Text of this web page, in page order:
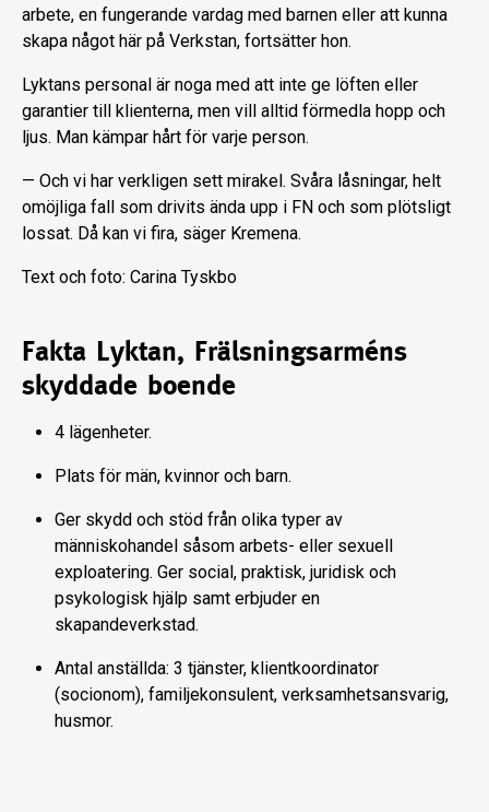
arbete, en fungerande vardag med barnen eller att kunna
skapa något här på Verkstan, fortsätter hon.
Lyktans personal är noga med att inte ge löften eller
garantier till klienterna, men vill alltid förmedla hopp och
ljus. Man kämpar hårt för varje person.
— Och vi har verkligen sett mirakel. Svåra låsningar, helt
omöjliga fall som drivits ända upp i FN och som plötsligt
lossat. Då kan vi fira, säger Kremena.
Text och foto: Carina Tyskbo
Fakta Lyktan, Frälsningsarméns
skyddade boende
4 lägenheter.
Plats för män, kvinnor och barn.
Ger skydd och stöd från olika typer av
människohandel såsom arbets- eller sexuell
exploatering. Ger social, praktisk, juridisk och
psykologisk hjälp samt erbjuder en
skapandeverkstad.
Antal anställda: 3 tjänster, klientkoordinator
(socionom), familjekonsulent, verksamhetsansvarig,
husmor.